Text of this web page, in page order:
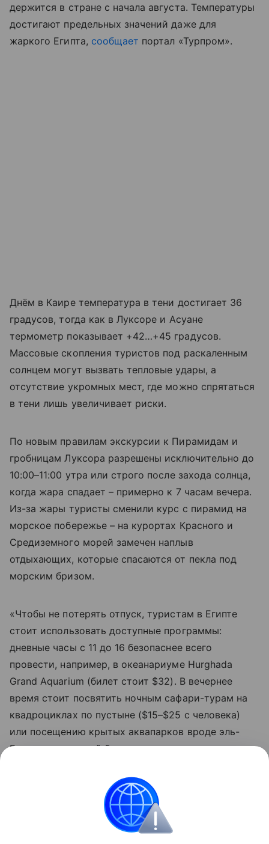
держится в стране с начала августа. Температуры
достигают предельных значений даже для
жаркого Египта, сообщает портал «Турпром».
Днём в Каире температура в тени достигает 36
градусов, тогда как в Луксоре и Асуане
термометр показывает +42…+45 градусов.
Массовые скопления туристов под раскаленным
солнцем могут вызвать тепловые удары, а
отсутствие укромных мест, где можно спрятаться
в тени лишь увеличивает риски.
По новым правилам экскурсии к Пирамидам и
гробницам Луксора разрешены исключительно до
10:00–11:00 утра или строго после захода солнца,
когда жара спадает – примерно к 7 часам вечера.
Из-за жары туристы сменили курс с пирамид на
морское побережье – на курортах Красного и
Средиземного морей замечен наплыв
отдыхающих, которые спасаются от пекла под
морским бризом.
«Чтобы не потерять отпуск, туристам в Египте
стоит использовать доступные программы:
дневные часы с 11 до 16 безопаснее всего
провести, например, в океанариуме Hurghada
Grand Aquarium (билет стоит $32). В вечернее
время стоит посвятить ночным сафари-турам на
квадроциклах по пустыне ($15–$25 с человека)
или посещению крытых аквапарков вроде эль-
Гуны, где вечерний билет после захода солнца
египетскому направлению Фуад эль Гохари.
Новости